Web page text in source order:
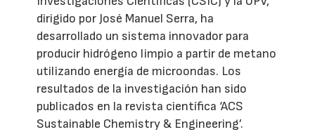
dirigido por José Manuel Serra, ha
desarrollado un sistema innovador para
producir hidrógeno limpio a partir de metano
utilizando energía de microondas. Los
resultados de la investigación han sido
publicados en la revista científica ‘ACS
Sustainable Chemistry & Engineering’.